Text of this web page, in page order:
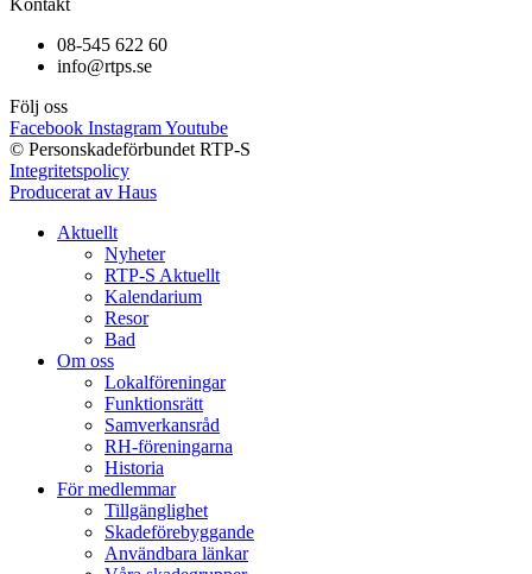
Kontakt
08-545 622 60
info@rtps.se
Följ oss
Facebook InstagramYoutube
© Personskadeförbundet RTP-S
Integritetspolicy
Producerat av Haus
Aktuellt
Nyheter
RTP-S Aktuellt
Kalendarium
Resor
Bad
Om oss
Lokalföreningar
Funktionsrätt
Samverkansråd
RH-föreningarna
Historia
För medlemmar
Tillgänglighet
Skadeförebyggande
Användbara länkar